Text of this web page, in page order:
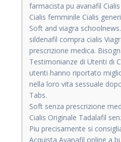
farmacista pu avanafil
Cialis femminile Cialis
Soft and viagra
sildenafil compra cialis
prescrizione medica.
Testimonianze di Utenti di
utenti hanno riportato
nella loro vita sessuale
Tabs.
Soft senza prescrizione
Cialis Originale Tadalafil
Piu precisamente si
Acquista Avanafil online a